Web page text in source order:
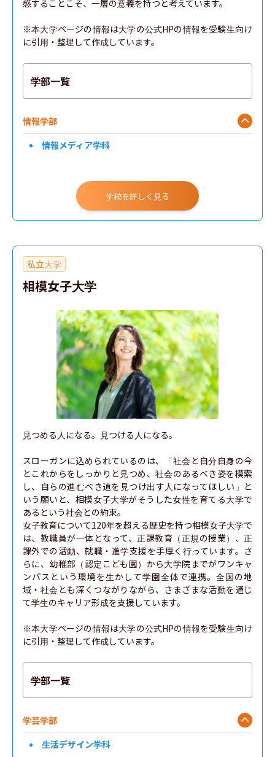
感することこそ、一層の意義を持つと考えています。
※本大学ページの情報は大学の公式HPの情報を受験生向け
に引用・整理して作成しています。
学部一覧
情報学部
情報メディア学科
学校を詳しく見る
私立大学
相模女子大学
見つめる人になる。見つける人になる。
スローガンに込められているのは、「社会と自分自身の今
とこれからをしっかりと見つめ、社会のあるべき姿を模索
し、自らの進むべき道を見つけ出す人になってほしい」と
いう願いと、相模女子大学がそうした女性を育てる大学で
あるという社会との約束。
女子教育について120年を超える歴史を持つ相模女子大学で
は、教職員が一体となって、正課教育（正規の授業）、正
課外での活動、就職・進学支援を手厚く行っています。さ
らに、幼稚部（認定こども園）から大学院までがワンキャ
ンパスという環境を生かして学園全体で連携。全国の地
域・社会とも深くつながりながら、さまざまな活動を通じ
て学生のキャリア形成を支援しています。
※本大学ページの情報は大学の公式HPの情報を受験生向け
に引用・整理して作成しています。
学部一覧
学芸学部
生活デザイン学科